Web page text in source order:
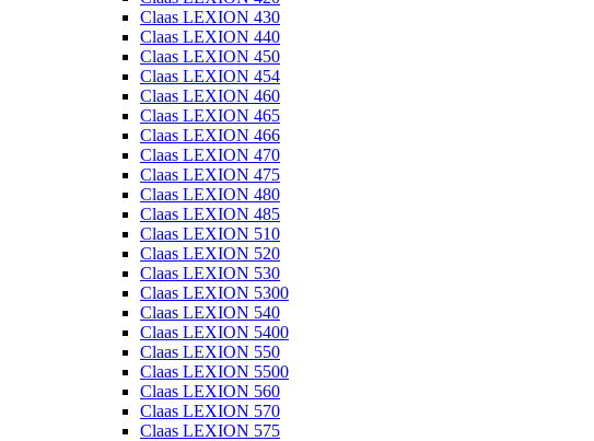
Claas LEXION 430
Claas LEXION 440
Claas LEXION 450
Claas LEXION 454
Claas LEXION 460
Claas LEXION 465
Claas LEXION 466
Claas LEXION 470
Claas LEXION 475
Claas LEXION 480
Claas LEXION 485
Claas LEXION 510
Claas LEXION 520
Claas LEXION 530
Claas LEXION 5300
Claas LEXION 540
Claas LEXION 5400
Claas LEXION 550
Claas LEXION 5500
Claas LEXION 560
Claas LEXION 570
Claas LEXION 575